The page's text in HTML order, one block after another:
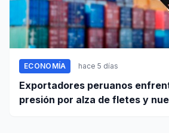
ECONOMÍA hace 5 días
Exportadores peruanos
presión por alza de fletes y